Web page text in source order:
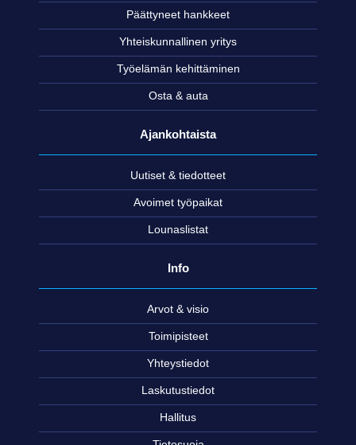
Päättyneet hankkeet
Yhteiskunnallinen yritys
Työelämän kehittäminen
Osta & auta
Ajankohtaista
Uutiset & tiedotteet
Avoimet työpaikat
Lounaslistat
Info
Arvot & visio
Toimipisteet
Yhteystiedot
Laskutustiedot
Hallitus